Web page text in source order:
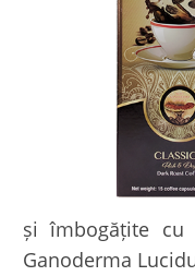
și îmbogățite cu
Ganoderma